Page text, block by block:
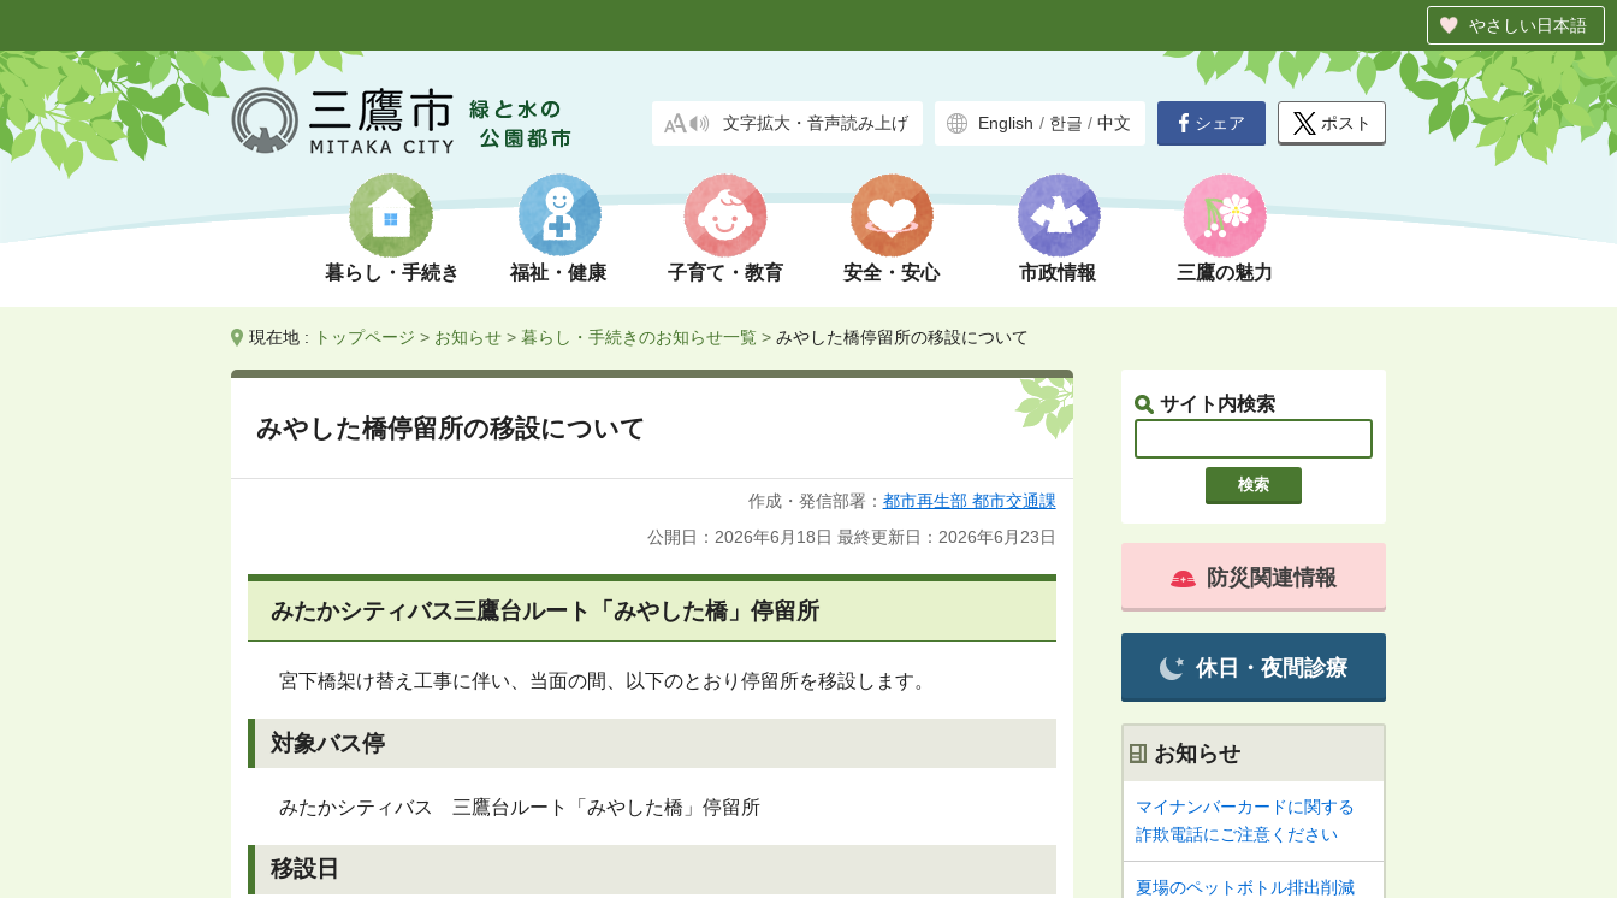
やさしい日本語
文字拡大・音声読み上げ English / 한글 / 中文
暮らし・手続き 福祉・健康 子育て・教育 安全・安心 市政情報 三鷹の魅力
シェア ポスト
現在地 : トップページ > お知らせ > 暮らし・手続きのお知らせ一覧 > みやした橋停留所の移設について
サイト内検索
みやした橋停留所の移設について
作成・発信部署： 都市再生部 都市交通課
公開日：2026年6月18日 最終更新日：2026年6月23日
みたかシティバス三鷹台ルート「みやした橋」停留所
宮下橋架け替え工事に伴い、当面の間、以下のとおり停留所を移設します。
対象バス停
みたかシティバス 三鷹台ルート「みやした橋」停留所
移設日
防災関連情報
休日・夜間診療
お知らせ
マイナンバーカードに関する
詐欺電話にご注意ください
夏場のペットボトル排出削減